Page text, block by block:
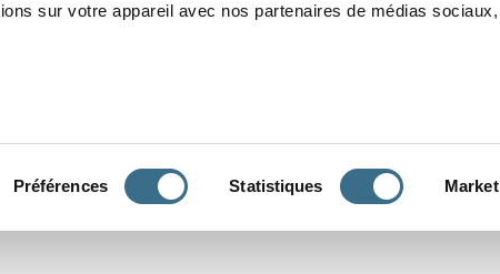
sur votre appareil avec nos partenaires de médias
Préférences Statistiques